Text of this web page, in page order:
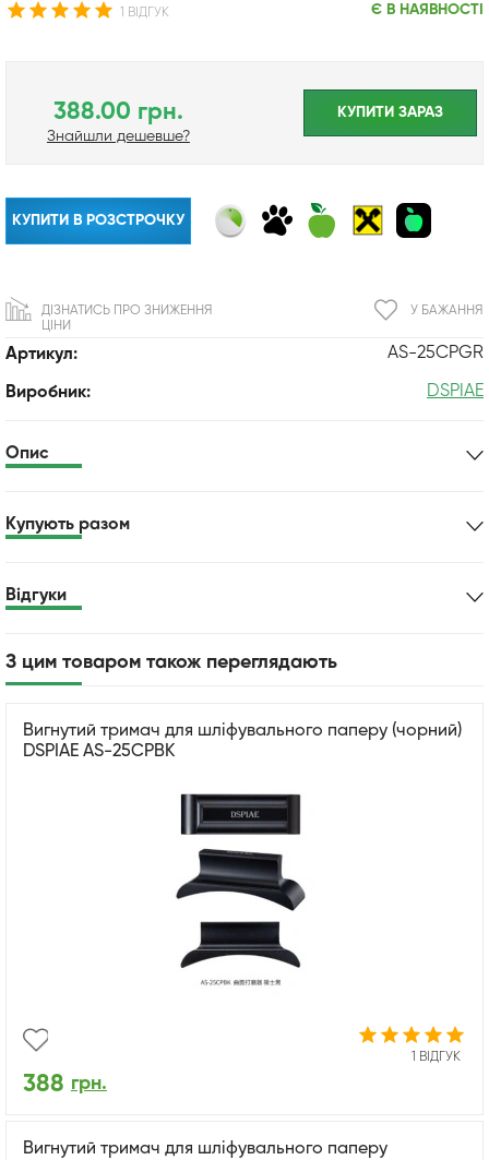
1 ВІДГУК Є В НАЯВНОСТІ
Артикул: AS-25CPGR
Виробник: DSPIAE
388.00 грн.
Знайшли дешевше?
КУПИТИ ЗАРАЗ
КУПИТИ В РОЗСТРОЧКУ
У БАЖАННЯ
ДІЗНАТИСЬ ПРО ЗНИЖЕННЯ
ЦІНИ
Опис
Купують разом
Відгуки
З цим товаром також переглядають
Вигнутий тримач для шліфувального паперу (чорний)
DSPIAE AS-25CPBK
1 ВІДГУК
388 грн.
Вигнутий тримач для шліфувального паперу